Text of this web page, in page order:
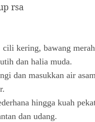
rsa
cili kering, bawang
dan halia muda.
dan masukkan air
hingga kuah
dan udang.